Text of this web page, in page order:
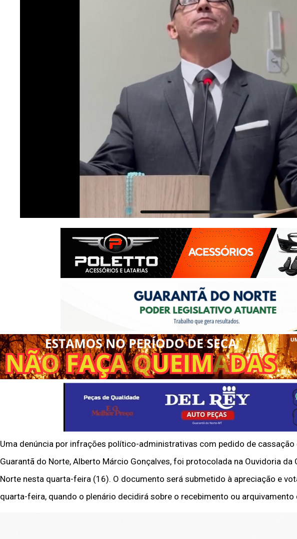
Uma denúncia por infrações político-administrativas com pedido de
Guarantã do Norte, Alberto Márcio Gonçalves, foi protocolada na Ouvidoria da
Norte nesta quarta-feira (16). O documento será submetido à apreciação e
quarta-feira, quando o plenário decidirá sobre o recebimento ou arquivamento